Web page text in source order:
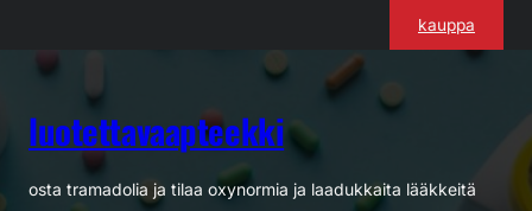
kauppa
luotettavaapteekki
osta tramadolia ja tilaa oxynormia ja laadukkaita lääkkeitä